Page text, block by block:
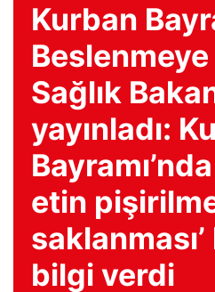
Kurban
Sağlık
yayınladı:
Bayramı’nda
etin
bilgi verdi